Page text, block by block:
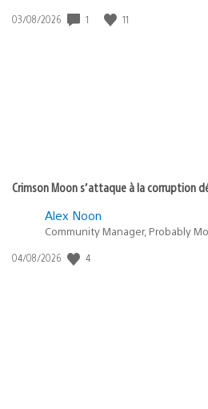
Date
03/08/2026 1 11
Crimson Moon s’attaque à la corruption
Alex Noon
Community Manager, Probably
Date
04/08/2026 4